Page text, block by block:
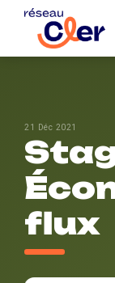
21 Déc 2021
flux